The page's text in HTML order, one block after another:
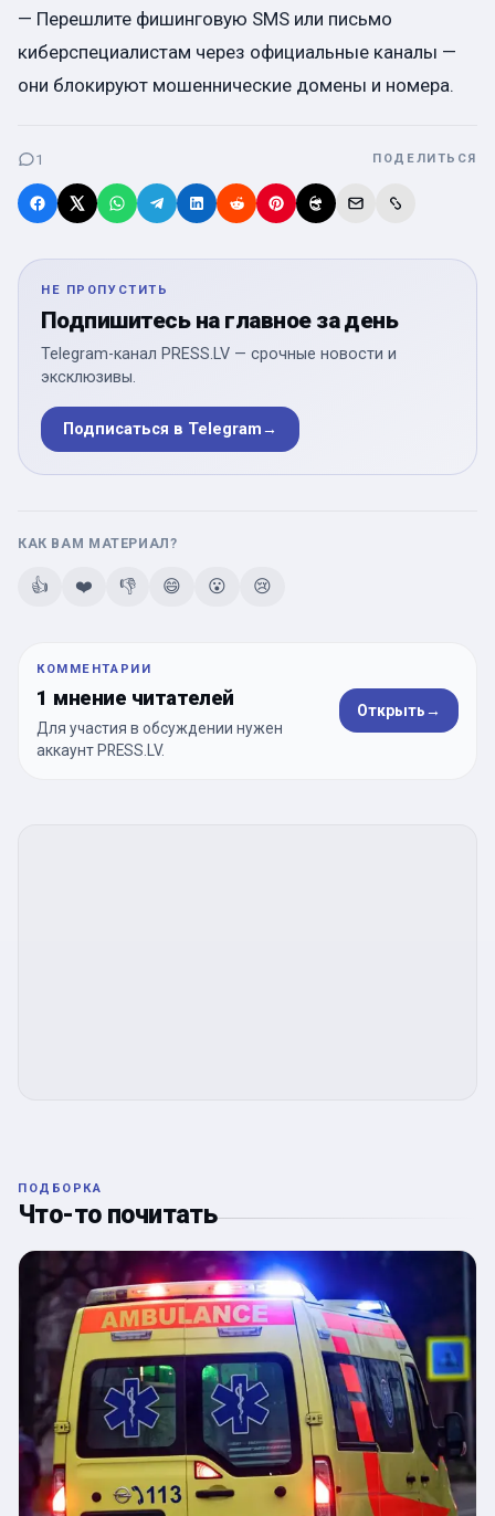
— Перешлите фишинговую SMS или письмо
киберспециалистам через официальные каналы —
они блокируют мошеннические домены и номера.
1 ПОДЕЛИТЬСЯ
НЕ ПРОПУСТИТЬ
Подпишитесь на главное за день
Telegram-канал PRESS.LV — срочные новости и
эксклюзивы.
Подписаться в Telegram→
КАК ВАМ МАТЕРИАЛ?
👍 ❤️ 👎 😄 😮 😢
КОММЕНТАРИИ
1 мнение читателей
Для участия в обсуждении нужен
аккаунт PRESS.LV.
Открыть→
ПОДБОРКА
Что-то почитать